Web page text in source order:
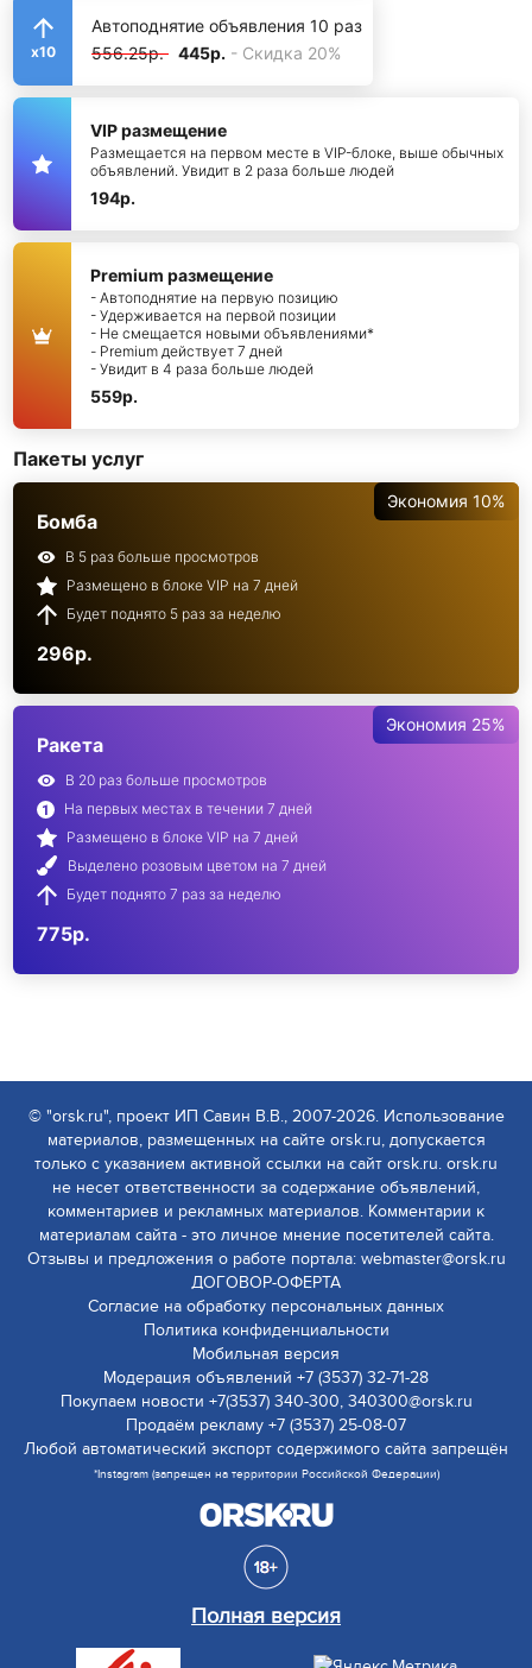
x10
Автоподнятие объявления 10 раз
556.25р. 445р. - Скидка 20%
VIP размещение
Размещается на первом месте в VIP-блоке, выше обычных
объявлений. Увидит в 2 раза больше людей
194р.
Premium размещение
- Автоподнятие на первую позицию
- Удерживается на первой позиции
- Не смещается новыми объявлениями*
- Premium действует 7 дней
- Увидит в 4 раза больше людей
559р.
Пакеты услуг
Экономия 10%
Бомба
В 5 раз больше просмотров
Размещено в блоке VIP на 7 дней
Будет поднято 5 раз за неделю
296р.
Экономия 25%
Ракета
В 20 раз больше просмотров
На первых местах в течении 7 дней
Размещено в блоке VIP на 7 дней
Выделено розовым цветом на 7 дней
Будет поднято 7 раз за неделю
775р.
© "orsk.ru", проект ИП Савин В.В., 2007-2026. Использование
материалов, размещенных на сайте orsk.ru, допускается
только с указанием активной ссылки на сайт orsk.ru. orsk.ru
не несет ответственности за содержание объявлений,
комментариев и рекламных материалов. Комментарии к
материалам сайта - это личное мнение посетителей сайта.
Отзывы и предложения о работе портала: webmaster@orsk.ru
ДОГОВОР-ОФЕРТА
Согласие на обработку персональных данных
Политика конфиденциальности
Мобильная версия
Модерация объявлений +7 (3537) 32-71-28
Покупаем новости +7(3537) 340-300, 340300@orsk.ru
Продаём рекламу +7 (3537) 25-08-07
Любой автоматический экспорт содержимого сайта запрещён
*Instagram (запрещен на территории Российской Федерации)
Полная версия